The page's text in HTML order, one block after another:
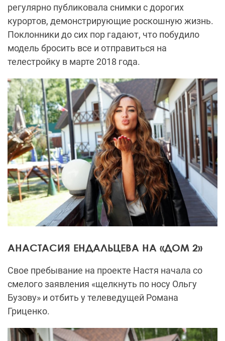
регулярно публиковала снимки с дорогих
курортов, демонстрирующие роскошную жизнь.
Поклонники до сих пор гадают, что побудило
модель бросить все и отправиться на
телестройку в марте 2018 года.
АНАСТАСИЯ ЕНДАЛЬЦЕВА НА «ДОМ 2»
Свое пребывание на проекте Настя начала со
смелого заявления «щелкнуть по носу Ольгу
Бузову» и отбить у телеведущей Романа
Гриценко.